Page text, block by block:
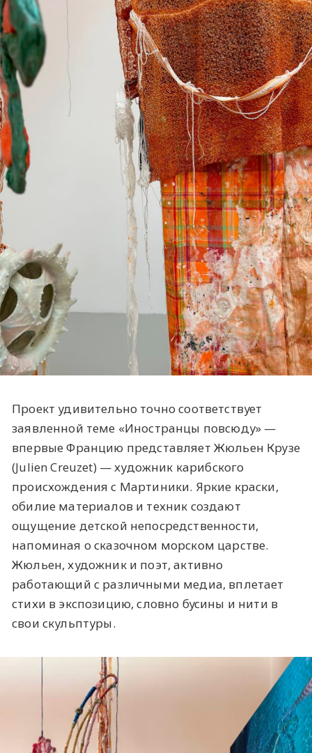
Проект удивительно точно соответствует
заявленной теме «Иностранцы повсюду» —
впервые Францию представляет Жюльен Крузе
(Julien Creuzet) — художник карибского
происхождения с Мартиники. Яркие краски,
обилие материалов и техник создают
ощущение детской непосредственности,
напоминая о сказочном морском царстве.
Жюльен, художник и поэт, активно
работающий с различными медиа, вплетает
стихи в экспозицию, словно бусины и нити в
свои скульптуры.